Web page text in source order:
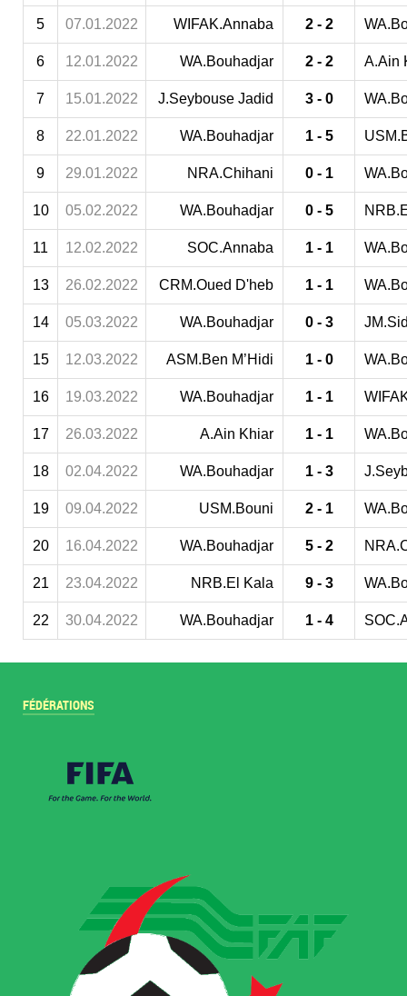
5 07.01.2022 WIFAK.Annaba 2 - 2
6 12.01.2022 WA.Bouhadjar 2 - 2 A.Ain
7 15.01.2022 J.Seybouse Jadid 3 - 0
8 22.01.2022 WA.Bouhadjar 1 - 5
9 29.01.2022 NRA.Chihani 0 - 1
10 05.02.2022 WA.Bouhadjar 0 - 5
11 12.02.2022 SOC.Annaba 1 - 1
13 26.02.2022 CRM.Oued D'heb 1 - 1
14 05.03.2022 WA.Bouhadjar 0 - 3
15 12.03.2022 ASM.Ben M’Hidi 1 - 0
16 19.03.2022 WA.Bouhadjar 1 - 1
17 26.03.2022 A.Ain Khiar 1 - 1
18 02.04.2022 WA.Bouhadjar 1 - 3
19 09.04.2022 USM.Bouni 2 - 1
20 16.04.2022 WA.Bouhadjar 5 - 2
21 23.04.2022 NRB.El Kala 9 - 3
22 30.04.2022 WA.Bouhadjar 1 - 4
FÉDÉRATIONS